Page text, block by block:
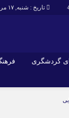
تاریخ : شنبه, ۱۷ مرداد , ۱۴۰۵
گردشگری
گردشگری